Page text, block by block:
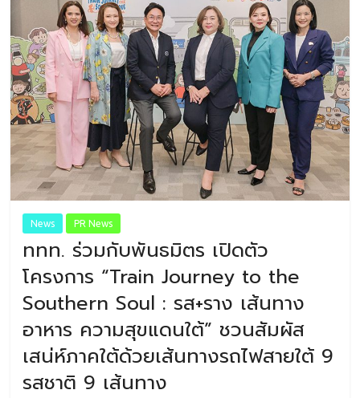
News PR News
ททท. ร่วมกับพันธมิตร เปิดตัว
โครงการ “Train Journey to the
Southern Soul : รส+ราง เส้นทาง
อาหาร ความสุขแดนใต้” ชวนสัมผัส
เสน่ห์ภาคใต้ด้วยเส้นทางรถไฟสายใต้ 9
รสชาติ 9 เส้นทาง